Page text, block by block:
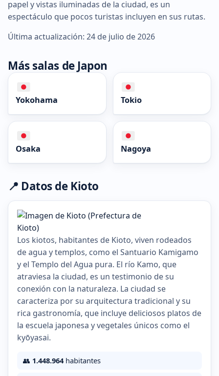
papel y vistas iluminadas de la ciudad, es un
espectáculo que pocos turistas incluyen en sus rutas.
Última actualización: 24 de julio de 2026
Más salas de Japon
Yokohama Tokio
Osaka Nagoya
📍 Datos de Kioto
Los kiotos, habitantes de Kioto, viven rodeados
de agua y templos, como el Santuario Kamigamo
y el Templo del Agua pura. El río Kamo, que
atraviesa la ciudad, es un testimonio de su
conexión con la naturaleza. La ciudad se
caracteriza por su arquitectura tradicional y su
rica gastronomía, que incluye deliciosos platos de
la escuela japonesa y vegetales únicos como el
kyōyasai.
👥 1.448.964habitantes